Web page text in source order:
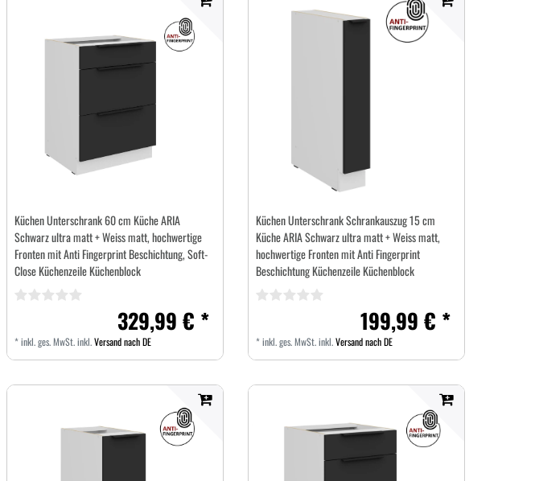
Küchen Unterschrank 60 cm Küche ARIA
Schwarz ultra matt + Weiss matt, hochwertige
Fronten mit Anti Fingerprint Beschichtung, Soft-
Close Küchenzeile Küchenblock
329,99 € *
*inkl. ges. MwSt.inkl.Versand nach DE
Küchen Unterschrank Schrankauszug 15 cm
Küche ARIA Schwarz ultra matt + Weiss matt,
hochwertige Fronten mit Anti Fingerprint
Beschichtung Küchenzeile Küchenblock
199,99 € *
*inkl. ges. MwSt.inkl.Versand nach DE